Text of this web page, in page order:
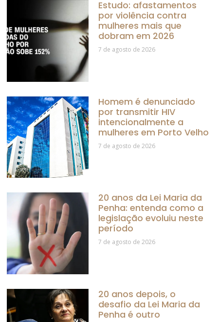
Estudo: afastamentos
por violência contra
mulheres mais que
dobram em 2026
7 de agosto de 2026
Homem é denunciado
por transmitir HIV
intencionalmente a
mulheres em Porto Velho
7 de agosto de 2026
20 anos da Lei Maria da
Penha: entenda como a
legislação evoluiu neste
período
7 de agosto de 2026
20 anos depois, o
desafio da Lei Maria da
Penha é outro